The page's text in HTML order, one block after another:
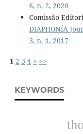
6, n. 2, 2020
Comissão
DIAPHONÍA
3, n. 1, 2017
1 2 3 4 > >>
KEYWORDS